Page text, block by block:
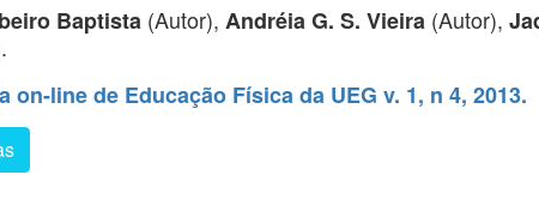
Baptista (Autor), Andréia G. S. Vieira (Autor),
on-line de Educação Física da UEG v. 1, n 4, 2013.